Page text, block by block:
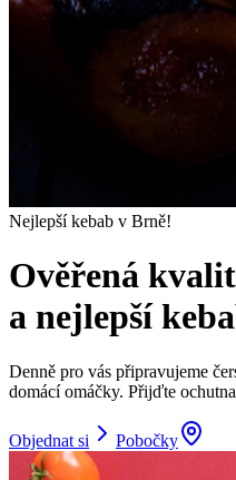
Nejlepší kebab v Brně!
Ověřená
a nejlepší
Denně pro vás připravujeme
domácí omáčky. Přijďte
Objednat si Pobočky